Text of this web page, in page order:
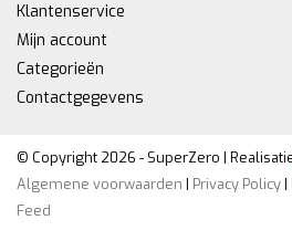
Klantenservice
Mijn account
Categorieën
Contactgegevens
© Copyright 2026 - SuperZero |
Algemene voorwaarden | Privacy Policy|
Feed